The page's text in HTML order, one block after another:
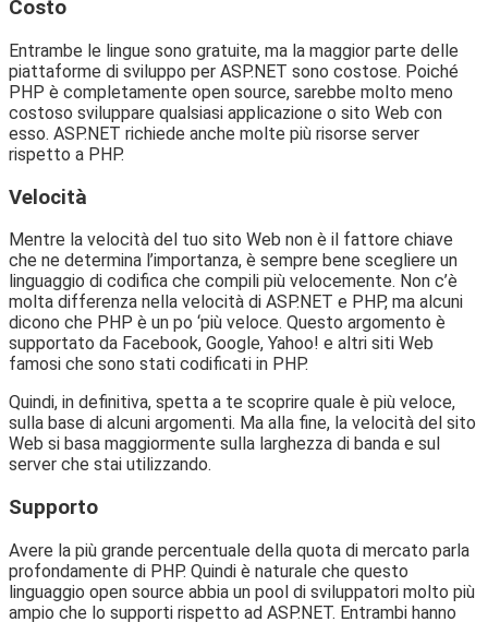
Costo
Entrambe le lingue sono gratuite, ma la maggior parte delle
piattaforme di sviluppo per ASP.NET sono costose. Poiché
PHP è completamente open source, sarebbe molto meno
costoso sviluppare qualsiasi applicazione o sito Web con
esso. ASP.NET richiede anche molte più risorse server
rispetto a PHP.
Velocità
Mentre la velocità del tuo sito Web non è il fattore chiave
che ne determina l’importanza, è sempre bene scegliere un
linguaggio di codifica che compili più velocemente. Non c’è
molta differenza nella velocità di ASP.NET e PHP, ma alcuni
dicono che PHP è un po ‘più veloce. Questo argomento è
supportato da Facebook, Google, Yahoo! e altri siti Web
famosi che sono stati codificati in PHP.
Quindi, in definitiva, spetta a te scoprire quale è più veloce,
sulla base di alcuni argomenti. Ma alla fine, la velocità del sito
Web si basa maggiormente sulla larghezza di banda e sul
server che stai utilizzando.
Supporto
Avere la più grande percentuale della quota di mercato parla
profondamente di PHP. Quindi è naturale che questo
linguaggio open source abbia un pool di sviluppatori molto più
ampio che lo supporti rispetto ad ASP.NET. Entrambi hanno